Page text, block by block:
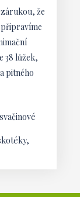
že
připravíme
38 lůžek,
pitného